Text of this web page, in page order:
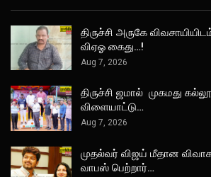
திருச்சி அருகே
விஏஓ கைது…!
Aug 7, 2026
திருச்சி ஜமால் முகமது
விளையாட்டு…
Aug 7, 2026
முதல்வர் விஜய் மீதான
வாபஸ் பெற்றார்…